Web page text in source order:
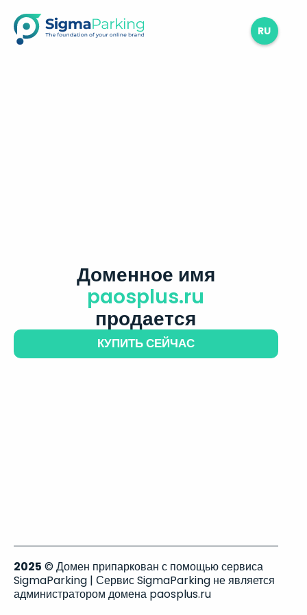
RU
Доменное имя
paosplus.ru
продается
КУПИТЬ СЕЙЧАС
2025 © Домен припаркован с помощью сервиса
SigmaParking | Сервис SigmaParking не является
администратором домена paosplus.ru